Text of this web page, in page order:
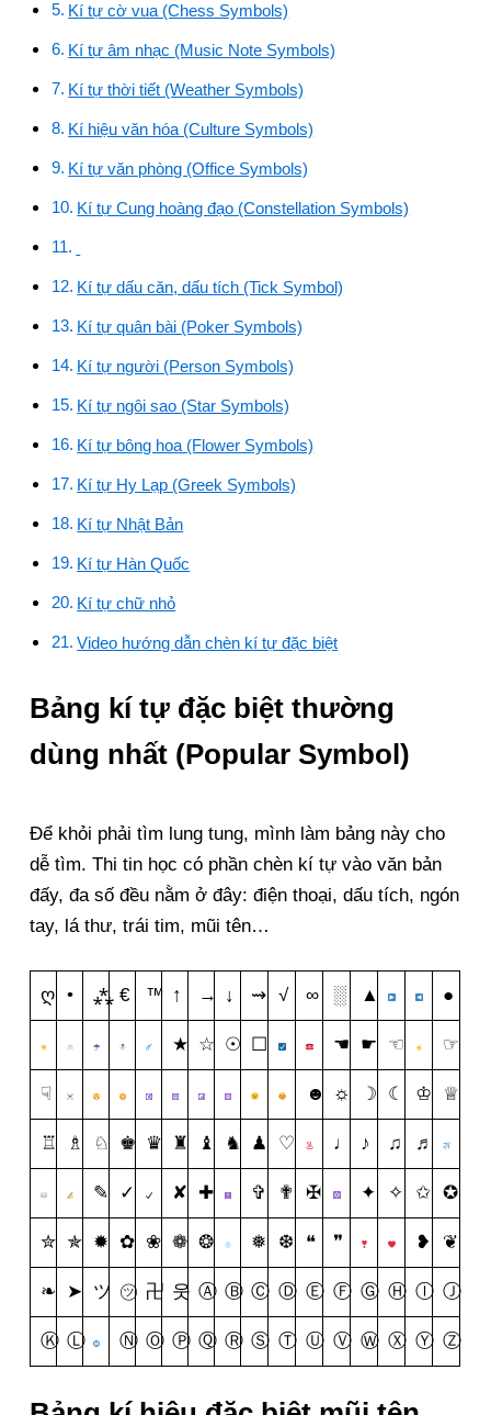
Kí tự cờ vua (Chess Symbols)
Kí tự âm nhạc (Music Note Symbols)
Kí tự thời tiết (Weather Symbols)
Kí hiệu văn hóa (Culture Symbols)
Kí tự văn phòng (Office Symbols)
Kí tự Cung hoàng đạo (Constellation Symbols)
Kí tự dấu căn, dấu tích (Tick Symbol)
Kí tự quân bài (Poker Symbols)
Kí tự người (Person Symbols)
Kí tự ngôi sao (Star Symbols)
Kí tự bông hoa (Flower Symbols)
Kí tự Hy Lạp (Greek Symbols)
Kí tự Nhật Bản
Kí tự Hàn Quốc
Kí tự chữ nhỏ
Video hướng dẫn chèn kí tự đặc biệt
Bảng kí tự đặc biệt thường
dùng nhất (Popular Symbol)
Để khỏi phải tìm lung tung, mình làm bảng này cho
dễ tìm. Thi tin học có phần chèn kí tự vào văn bản
đấy, đa số đều nằm ở đây: điện thoại, dấu tích, ngón
tay, lá thư, trái tim, mũi tên…
ღ • ⁂ € ™ ↑ → ↓ ⇝ √ ∞ ░ ▲ ●
★ ☆ ☉ ☐ ☚ ☛ ☜ ☞
☟ ☻ ☼ ☽ ☾ ♔ ♕
♖ ♗ ♘ ♚ ♛ ♜ ♝ ♞ ♟ ♡ ♩ ♪ ♫ ♬
✎ ✓ ✘ ✚ ✞ ✟ ✠ ✦ ✧ ✩ ✪
✮ ✯ ✹ ✿ ❀ ❁ ❂ ❅ ❆ ❝ ❞ ❥ ❦
❧ ➤ ツ ㋡ 卍 웃 Ⓐ Ⓑ Ⓒ Ⓓ Ⓔ Ⓕ Ⓖ Ⓗ Ⓘ Ⓙ
Ⓚ Ⓛ Ⓝ Ⓞ Ⓟ Ⓠ Ⓡ Ⓢ Ⓣ Ⓤ Ⓥ Ⓦ Ⓧ Ⓨ Ⓩ